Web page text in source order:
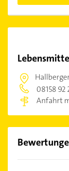
08158 92
Anfahrt